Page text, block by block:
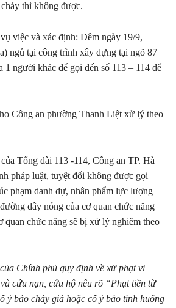
thì không được.
việc và xác định: Đêm ngày 19/9,
ngủ tại công trình xây dựng tại ngõ 87
người khác để gọi đến số 113 – 114 để
Công an phường Thanh Liệt xử lý theo
Tổng đài 113 -114, Công an TP. Hà
pháp luật, tuyệt đối không được gọi
phạm danh dự, nhân phẩm lực lượng
dây nóng của cơ quan chức năng
quan chức năng sẽ bị xử lý nghiêm theo
Chính phủ quy định về xử phạt vi
cứu nạn, cứu hộ nêu rõ “Phạt tiền từ
ý báo cháy giả hoặc cố ý báo tình huống